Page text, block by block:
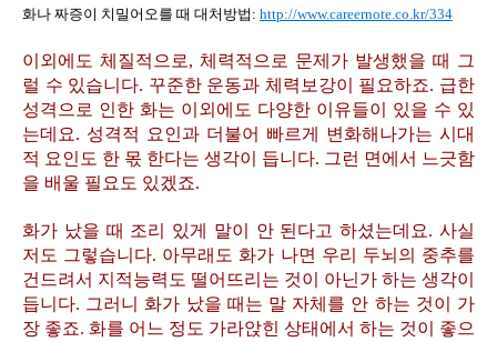
화나 짜증이 치밀어오를 때 대처방법: http://www.careernote.co.kr/334
이외에도 체질적으로, 체력적으로 문제가 발생했을 때 그
럴 수 있습니다. 꾸준한 운동과 체력보강이 필요하죠. 급한
성격으로 인한 화는 이외에도 다양한 이유들이 있을 수 있
는데요. 성격적 요인과 더불어 빠르게 변화해나가는 시대
적 요인도 한 몫 한다는 생각이 듭니다. 그런 면에서 느긋함
을 배울 필요도 있겠죠.
화가 났을 때 조리 있게 말이 안 된다고 하셨는데요. 사실
저도 그렇습니다. 아무래도 화가 나면 우리 두뇌의 중추를
건드려서 지적능력도 떨어뜨리는 것이 아닌가 하는 생각이
듭니다. 그러니 화가 났을 때는 말 자체를 안 하는 것이 가
장 좋죠. 화를 어느 정도 가라앉힌 상태에서 하는 것이 좋으